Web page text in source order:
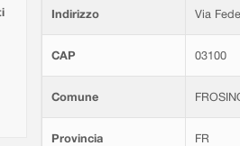
Indirizzo Via
CAP 03100
Comune
Provincia FR